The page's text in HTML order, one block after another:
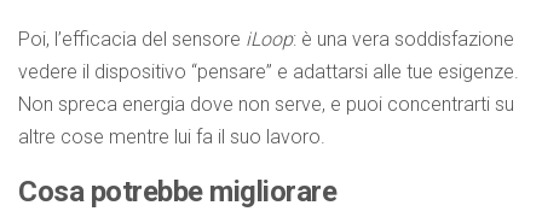
Poi, l’efficacia del sensore iLoop: è una vera soddisfazione
vedere il dispositivo “pensare” e adattarsi alle tue esigenze.
Non spreca energia dove non serve, e puoi concentrarti su
altre cose mentre lui fa il suo lavoro.
Cosa potrebbe migliorare